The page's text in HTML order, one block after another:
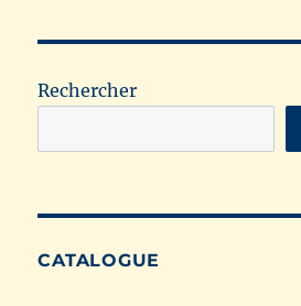
Rechercher
CATALOGUE